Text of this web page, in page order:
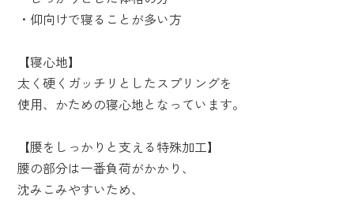
・仰向けで寝ることが多い方
【寝心地】
太く硬くガッチリとしたスプリングを
使用、かための寝心地となっています。
【腰をしっかりと支える特殊加工】
腰の部分は一番負荷がかかり、
沈みこみやすいため、